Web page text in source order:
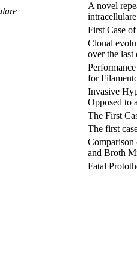
A novel
First Case
Clonal
over the last
for
Invasive
Opposed to
The First
The first
and Broth
Fatal